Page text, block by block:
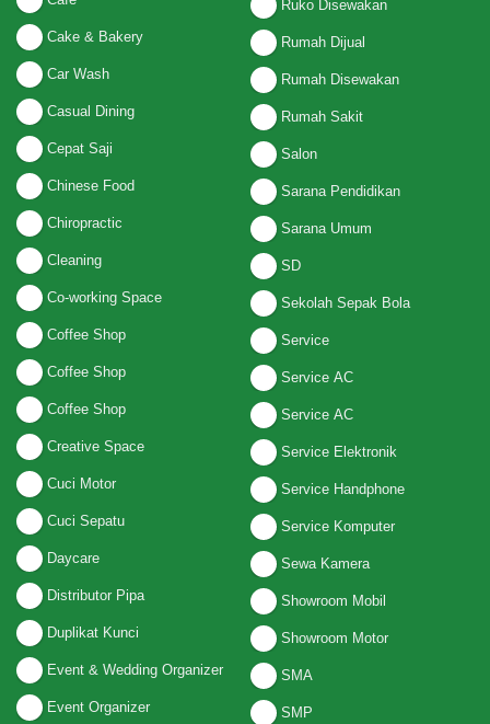
Cake & Bakery
Car Wash
Casual Dining
Cepat Saji
Chinese Food
Chiropractic
Cleaning
Co-working Space
Coffee Shop
Coffee Shop
Coffee Shop
Creative Space
Cuci Motor
Cuci Sepatu
Daycare
Distributor Pipa
Duplikat Kunci
Event & Wedding Organizer
Event Organizer
Ruko Disewakan
Rumah Dijual
Rumah Disewakan
Rumah Sakit
Salon
Sarana Pendidikan
Sarana Umum
SD
Sekolah Sepak Bola
Service
Service AC
Service AC
Service Elektronik
Service Handphone
Service Komputer
Sewa Kamera
Showroom Mobil
Showroom Motor
SMA
SMP